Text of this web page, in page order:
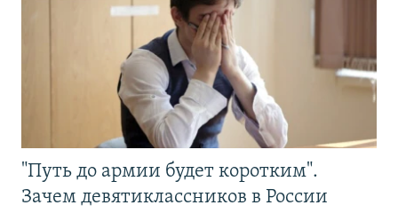
"Путь до армии будет коротким".
Зачем девятиклассников в России